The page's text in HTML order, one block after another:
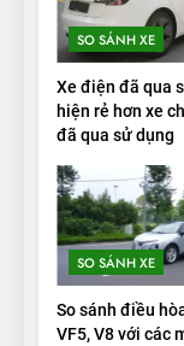
SO SÁNH XE
Xe điện đã qua
hiện rẻ hơn xe
đã qua sử dụng
SO SÁNH XE
So sánh điều
VF5, V8 với các
20
1